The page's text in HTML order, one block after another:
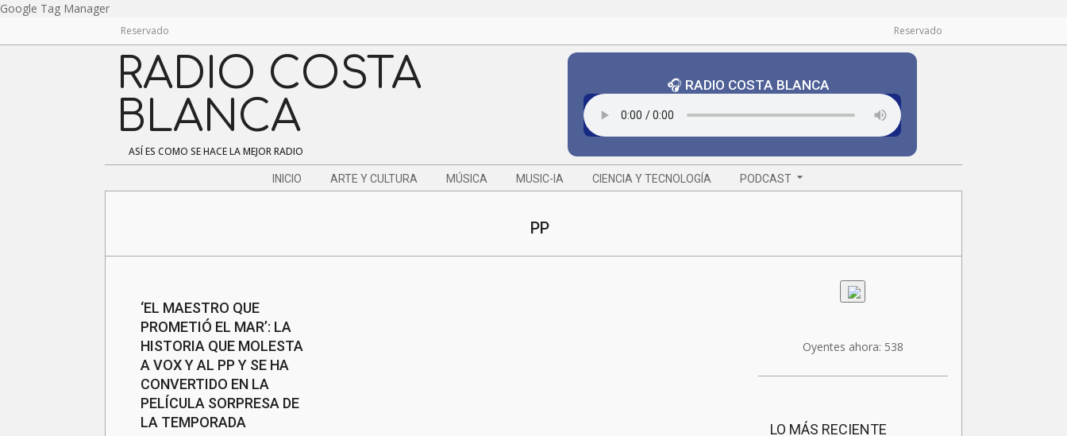
Google Tag ManagerSkip
content
Reservado Reservado
RADIO COSTA
BLANCA
ASÍ ES COMO SE HACE LA MEJOR RADIO
🎧 RADIO COSTA BLANCA
Menu
INICIO ARTE Y CULTURA MÚSICA MUSIC-IA CIENCIA Y TECNOLOGÍA PODCAST
PP
‘EL MAESTRO QUE
PROMETIÓ EL MAR’: LA
HISTORIA QUE MOLESTA
A VOX Y AL PP Y SE HA
CONVERTIDO EN LA
PELÍCULA SORPRESA DE
LA TEMPORADA
Oyentes ahora: 538
LO MÁS RECIENTE